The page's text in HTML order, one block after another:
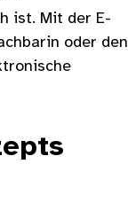
ist. Mit der E-
oder den